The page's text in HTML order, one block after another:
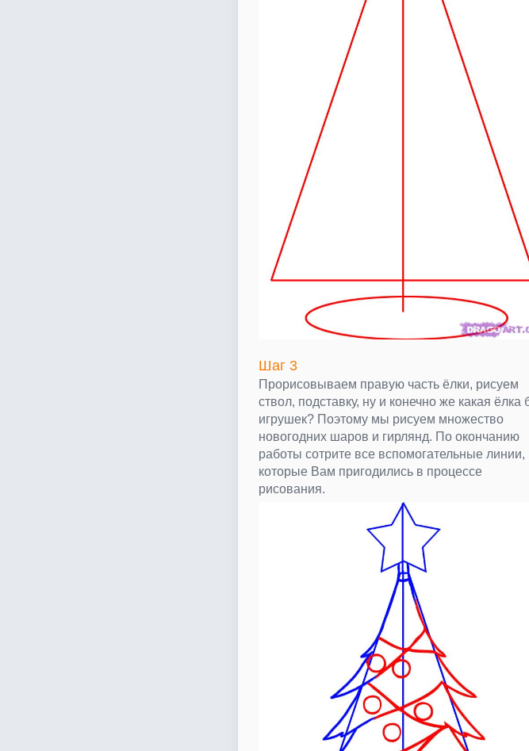
Шаг 3
Прорисовываем правую часть ёлки, рисуем
ствол, подставку, ну и конечно же какая ёлка
игрушек? Поэтому мы рисуем множество
новогодних шаров и гирлянд. По окончанию
работы сотрите все вспомогательные линии,
которые Вам пригодились в процессе
рисования.